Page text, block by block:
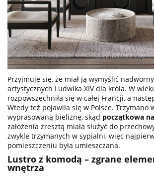
Przyjmuje się, że miał ją wymyślić
artystycznych Ludwika XIV dla króla. W
rozpowszechniła się w całej Francji, a
Wtedy też pojawiła się w Polsce. Trzymano
wyprasowaną bieliznę, skąd początkowa
założenia zresztą miała służyć do
zwykle trzymanych w sypialni, więc
pomieszczeniu była umieszczana.
Lustro z komodą – zgrane
wnętrza